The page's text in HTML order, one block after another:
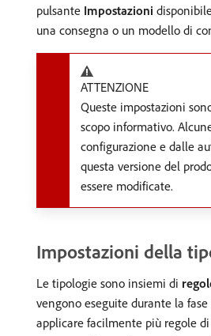
pulsante Impostazioni
una consegna o un modello di
ATTENZIONE
Queste impostazioni
scopo informativo.
configurazione e dalle
questa versione del
essere modificate.
Impostazioni della
Le tipologie sono insiemi di
vengono eseguite durante la
applicare facilmente più regole